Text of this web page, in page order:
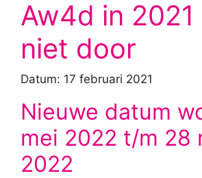
Aw4d in
niet door
Datum: 17 februari 2021
Nieuwe datum
mei 2022 t/m 28
2022